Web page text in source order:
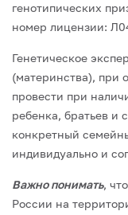
генотипических
номер лицензии:
Генетическое
(материнства), при
провести при
ребенка, братьев и
конкретный
индивидуально и
Важно понимать,
России на